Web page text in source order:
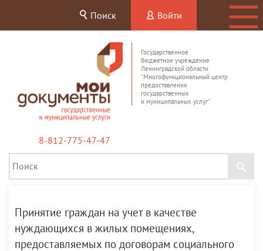
Поиск Войти
Государственное
бюджетное учреждение
Ленинградской области
"Многофункциональный центр
предоставления
государственных
и муниципальных услуг"
8-812-775-47-47
Принятие граждан на учет в качестве
нуждающихся в жилых помещениях,
предоставляемых по договорам социального